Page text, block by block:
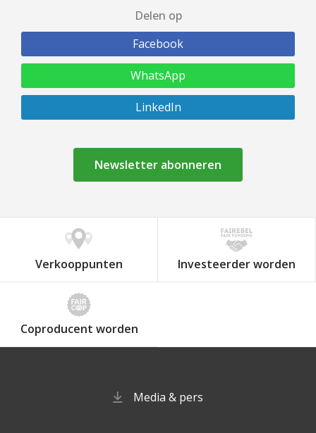
Delen op
Facebook
WhatsApp
LinkedIn
Newsletter abonneren
Verkooppunten Investeerder worden
Coproducent worden
Media & pers